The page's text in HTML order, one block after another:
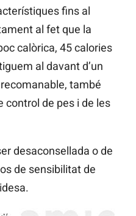
fins al
al fet que la
calòrica, 45 calories
al davant d’un
també
control de pes i de les
desaconsellada o de
de sensibilitat de